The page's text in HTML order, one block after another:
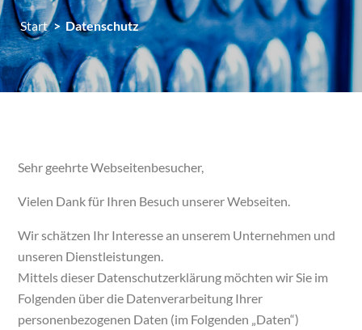
Start > Datenschutz
Sehr geehrte Webseitenbesucher,
Vielen Dank für Ihren Besuch unserer Webseiten.
Wir schätzen Ihr Interesse an unserem Unternehmen und
unseren Dienstleistungen.
Mittels dieser Datenschutzerklärung möchten wir Sie im
Folgenden über die Datenverarbeitung Ihrer
personenbezogenen Daten (im Folgenden „Daten“)